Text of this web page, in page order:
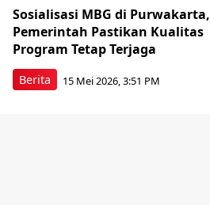
Berita
Sosialisasi MBG di Purwakarta,
Pemerintah Pastikan Kualitas
Program Tetap Terjaga
15 Mei 2026, 3:51 PM